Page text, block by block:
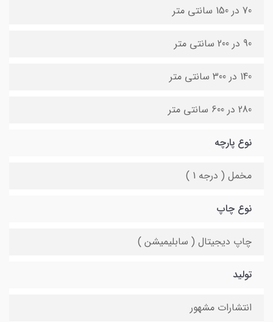
70 در 150 سانتی متر
90 در 200 سانتی متر
140 در 300 سانتی متر
280 در 600 سانتی متر
نوع پارچه
مخمل ( درجه 1 )
نوع چاپ
چاپ دیجیتال ( سابلیمیشن )
تولید
انتشارات مشهور